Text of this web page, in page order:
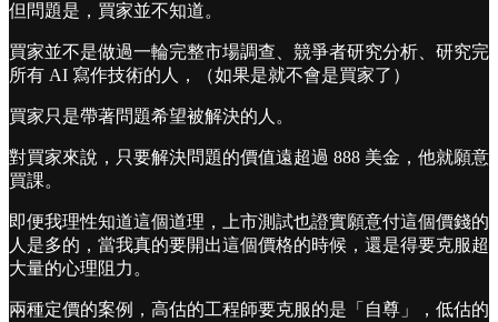
但問題是，買家並不知道。
買家並不是做過一輪完整市場調查、競爭者研究分析、研究完
所有 AI 寫作技術的人，（如果是就不會是買家了）
買家只是帶著問題希望被解決的人。
對買家來說，只要解決問題的價值遠超過 888 美金，他就願意
買課。
即便我理性知道這個道理，上市測試也證實願意付這個價錢的
人是多的，當我真的要開出這個價格的時候，還是得要克服超
大量的心理阻力。
兩種定價的案例，高估的工程師要克服的是「自尊」，低估的